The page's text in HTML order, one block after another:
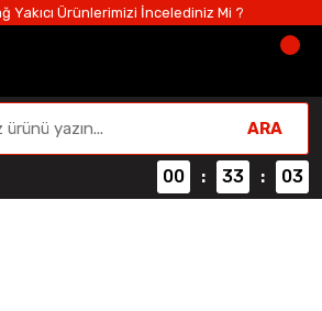
Yakıcı Ürünlerimizi İncelediniz Mi ?
ARA
00 : 33 : 02